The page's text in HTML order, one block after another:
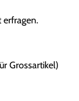
erfragen.
Grossartikel)